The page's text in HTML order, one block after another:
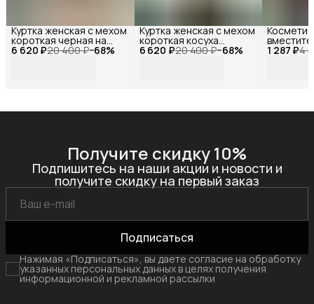
6 620 ₽20 400 ₽−68%
Куртка женская с мехом
короткая черная на
молнии, Reversal, YDP- 6 620 ₽20 400 ₽−68%
Куртка женская с мехом
короткая косуха
черная, Reversal, YDP- 1 287 ₽4
из
Получите скидку 10%
Подпишитесь на наши акции и новости и
получите скидку на первый заказ
Подписаться
Нажимая «Подписаться», вы даете согласие на обработку
указанных персональных данных в целях получения
информационной и рекламной рассылки